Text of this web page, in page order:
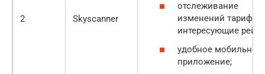
2 Skyscanner
отслеживание
изменений тарифов
интересующие
удобное мобильное
приложение;